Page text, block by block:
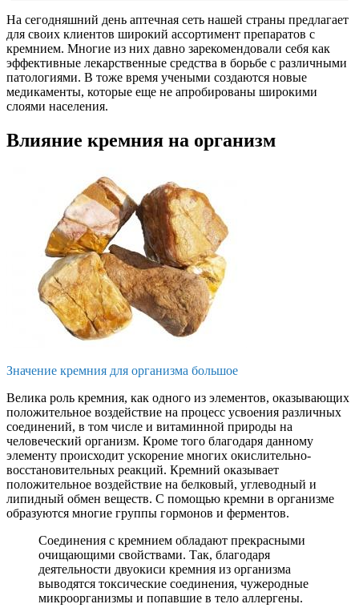
На сегодняшний день аптечная сеть нашей страны предлагает
для своих клиентов широкий ассортимент препаратов с
кремнием. Многие из них давно зарекомендовали себя как
эффективные лекарственные средства в борьбе с различными
патологиями. В тоже время учеными создаются новые
медикаменты, которые еще не апробированы широкими
слоями населения.
Влияние кремния на организм
Значение кремния для организма большое
Велика роль кремния, как одного из элементов, оказывающих
положительное воздействие на процесс усвоения различных
соединений, в том числе и витаминной природы на
человеческий организм. Кроме того благодаря данному
элементу происходит ускорение многих окислительно-
восстановительных реакций. Кремний оказывает
положительное воздействие на белковый, углеводный и
липидный обмен веществ. С помощью кремни в организме
образуются многие группы гормонов и ферментов.
Соединения с кремнием обладают прекрасными
очищающими свойствами. Так, благодаря
деятельности двуокиси кремния из организма
выводятся токсические соединения, чужеродные
микроорганизмы и попавшие в тело аллергены.